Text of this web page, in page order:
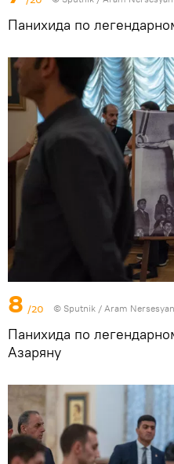
Панихида по
8 /20 © Sputnik / Aram Nersesyan
Панихида по
Азаряну